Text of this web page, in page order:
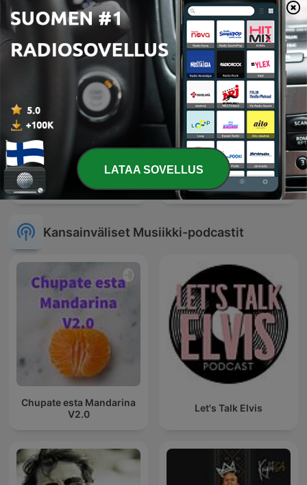
HIT MIX Myanmar Thingyan Songs
Kansainväliset Musiikki-podcastit
Chupate esta Mandarina
V2.0
Let's Talk Elvis
LATAA SOVELLUS